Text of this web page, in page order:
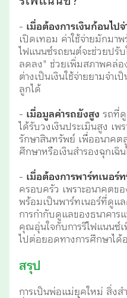
- เมื่อต้องการเงินก้อนไป
เปิดเทอม ค่าใช้จ่ายมักมา
ไฟแนนซ์รถยนต์จะช่วยปรั
ลดลง" ช่วยเพิ่มสภาพคล่อ
ต่างเป็นเงินใช้จ่ายยามจำ
ลูกได้
- เมื่อมูลค่ารถยังสูง รถที่
ได้รับวงเงินประเมินสูง เพ
รักษาสินทรัพย์ เพื่ออนาค
ศึกษาหรือเงินสำรองฉุกเฉิ
- เมื่อต้องการพาร์ทเนอร์
ครอบครัว เพราะอนาคตข
พร้อมเป็นพาร์ทเนอร์ที่ดูแ
การกำกับดูแลของธนาคา
คุณอุ่นใจกับการรีไฟแนนซ์
ไปต่อยอดทางการศึกษาได้
สรุป
การเป็นพ่อแม่ยุคใหม่ สิ่ง